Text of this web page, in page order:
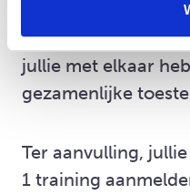
de gegevens in te
aanvragen in
jullie met elkaar
gezamenlijke
Ter aanvulling,
1 training